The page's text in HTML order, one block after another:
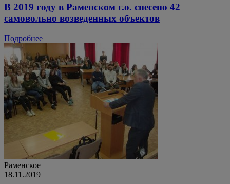
В 2019 году в Раменском г.о. снесено 42
самовольно возведенных объектов
Подробнее
Раменское
18.11.2019